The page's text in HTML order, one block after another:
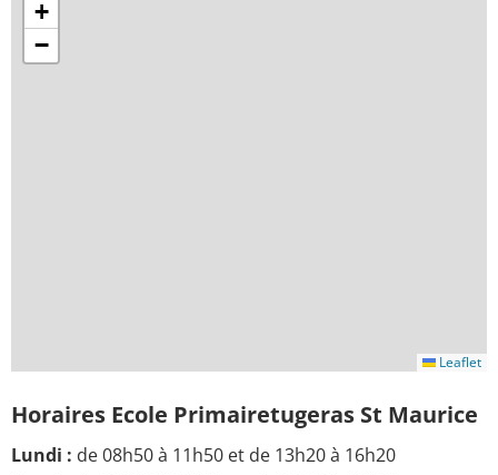
+
−
Leaflet
Horaires Ecole Primairetugeras St Maurice
Lundi : de 08h50 à 11h50 et de 13h20 à 16h20